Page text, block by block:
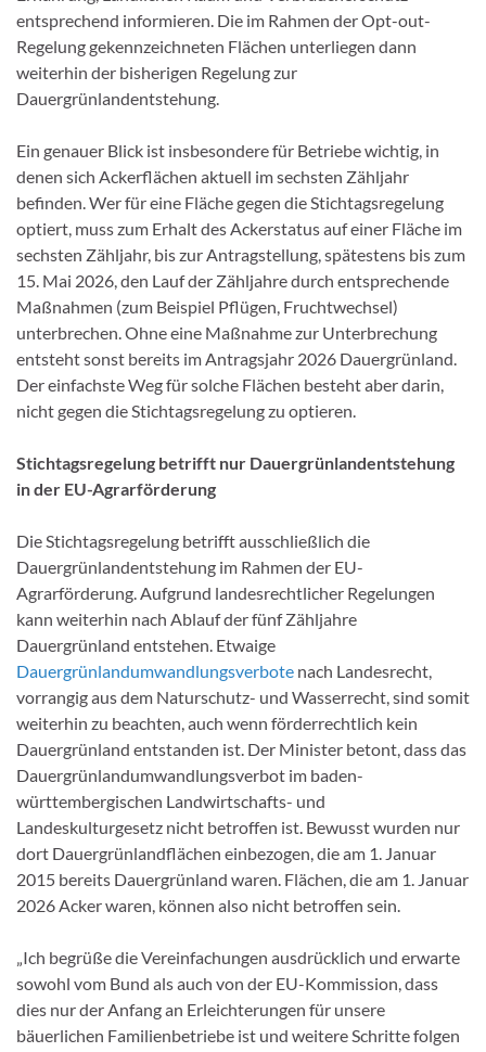
entsprechend informieren. Die im Rahmen der Opt-out-
Regelung gekennzeichneten Flächen unterliegen dann
weiterhin der bisherigen Regelung zur
Dauergrünlandentstehung.
Ein genauer Blick ist insbesondere für Betriebe wichtig, in
denen sich Ackerflächen aktuell im sechsten Zähljahr
befinden. Wer für eine Fläche gegen die Stichtagsregelung
optiert, muss zum Erhalt des Ackerstatus auf einer Fläche im
sechsten Zähljahr, bis zur Antragstellung, spätestens bis zum
15. Mai 2026, den Lauf der Zähljahre durch entsprechende
Maßnahmen (zum Beispiel Pflügen, Fruchtwechsel)
unterbrechen. Ohne eine Maßnahme zur Unterbrechung
entsteht sonst bereits im Antragsjahr 2026 Dauergrünland.
Der einfachste Weg für solche Flächen besteht aber darin,
nicht gegen die Stichtagsregelung zu optieren.
Stichtagsregelung betrifft nur Dauergrünlandentstehung
in der EU-Agrarförderung
Die Stichtagsregelung betrifft ausschließlich die
Dauergrünlandentstehung im Rahmen der EU-
Agrarförderung. Aufgrund landesrechtlicher Regelungen
kann weiterhin nach Ablauf der fünf Zähljahre
Dauergrünland entstehen. Etwaige
Dauergrünlandumwandlungsverbote nach Landesrecht,
vorrangig aus dem Naturschutz- und Wasserrecht, sind somit
weiterhin zu beachten, auch wenn förderrechtlich kein
Dauergrünland entstanden ist. Der Minister betont, dass das
Dauergrünlandumwandlungsverbot im baden-
württembergischen Landwirtschafts- und
Landeskulturgesetz nicht betroffen ist. Bewusst wurden nur
dort Dauergrünlandflächen einbezogen, die am 1. Januar
2015 bereits Dauergrünland waren. Flächen, die am 1. Januar
2026 Acker waren, können also nicht betroffen sein.
„Ich begrüße die Vereinfachungen ausdrücklich und erwarte
sowohl vom Bund als auch von der EU-Kommission, dass
dies nur der Anfang an Erleichterungen für unsere
bäuerlichen Familienbetriebe ist und weitere Schritte folgen